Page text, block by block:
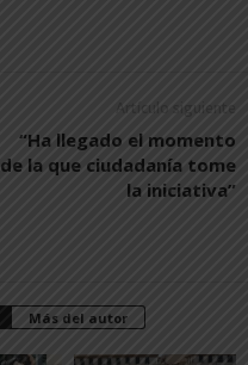
Artículo siguiente
“Ha llegado el momento
de la que ciudadanía tome
la iniciativa”
Más del autor